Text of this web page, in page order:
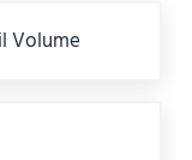
Volume